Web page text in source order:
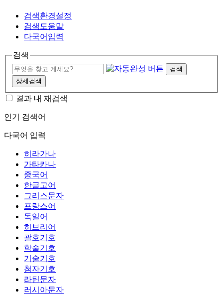
검색환경설정
검색도움말
다국어입력
검색
검색
상세검색
결과 내 재검색
인기 검색어
다국어 입력
히라가나
가타카나
중국어
한글고어
그리스문자
프랑스어
독일어
히브리어
괄호기호
학술기호
기술기호
첨자기호
라틴문자
러시아문자